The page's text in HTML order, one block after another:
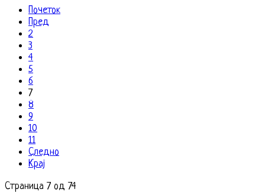
Почеток
Пред
2
3
4
5
6
7
8
9
10
11
Следно
Крај
Страница 7 од 74